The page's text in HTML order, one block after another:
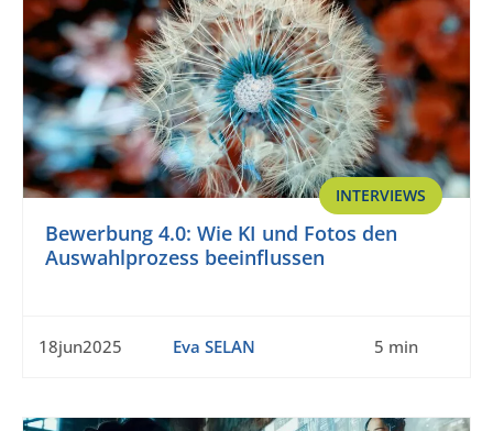
INTERVIEWS
Bewerbung 4.0: Wie KI und Fotos den
Auswahlprozess beeinflussen
18jun2025 Eva SELAN 5 min